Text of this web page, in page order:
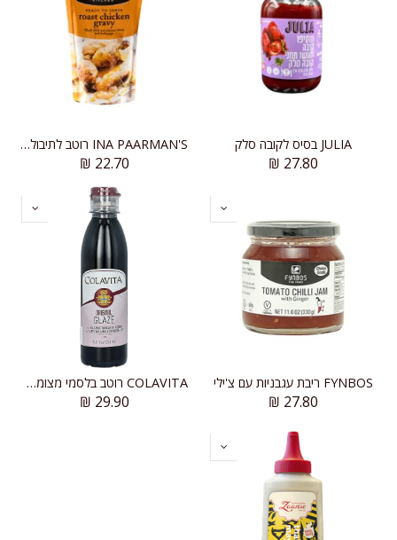
JULIA בסיס לקובה סלק
27.80
₪
INA PAARMAN'S רוטב לתיבול עוף
22.70
₪
FYNBOS ריבת עגבניות עם צ'ילי
27.80
₪
COLAVITA רוטב בלסמי מצומצם לציפוי-גלייז
29.90
₪